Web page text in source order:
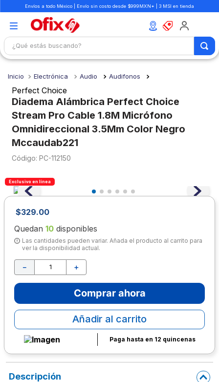
Envíos a todo México | Envío sin costo desde $999MXN* | 3 MSI en tienda
¿Qué estás buscando?
Electrónica Audio Audifonos
Perfect Choice
Diadema Alámbrica Perfect Choice
Stream Pro Cable 1.8M Micrófono
Omnidireccional 3.5Mm Color Negro
Mccaudab221
: PC-112150
Exclusivo en línea
$329.00
Quedan 10 disponibles
Las cantidades pueden variar. Añada el producto al carrito para
ver la disponibilidad actual.
＋
－
Comprar ahora
Añadir al carrito
Paga hasta en 12 quincenas
Descripción
1.
mochilas
2.
libretas
3.
cuaderno
4.
cuadernos
5.
colores
7.
sacapuntas
9.
escritorio
10. lapiz